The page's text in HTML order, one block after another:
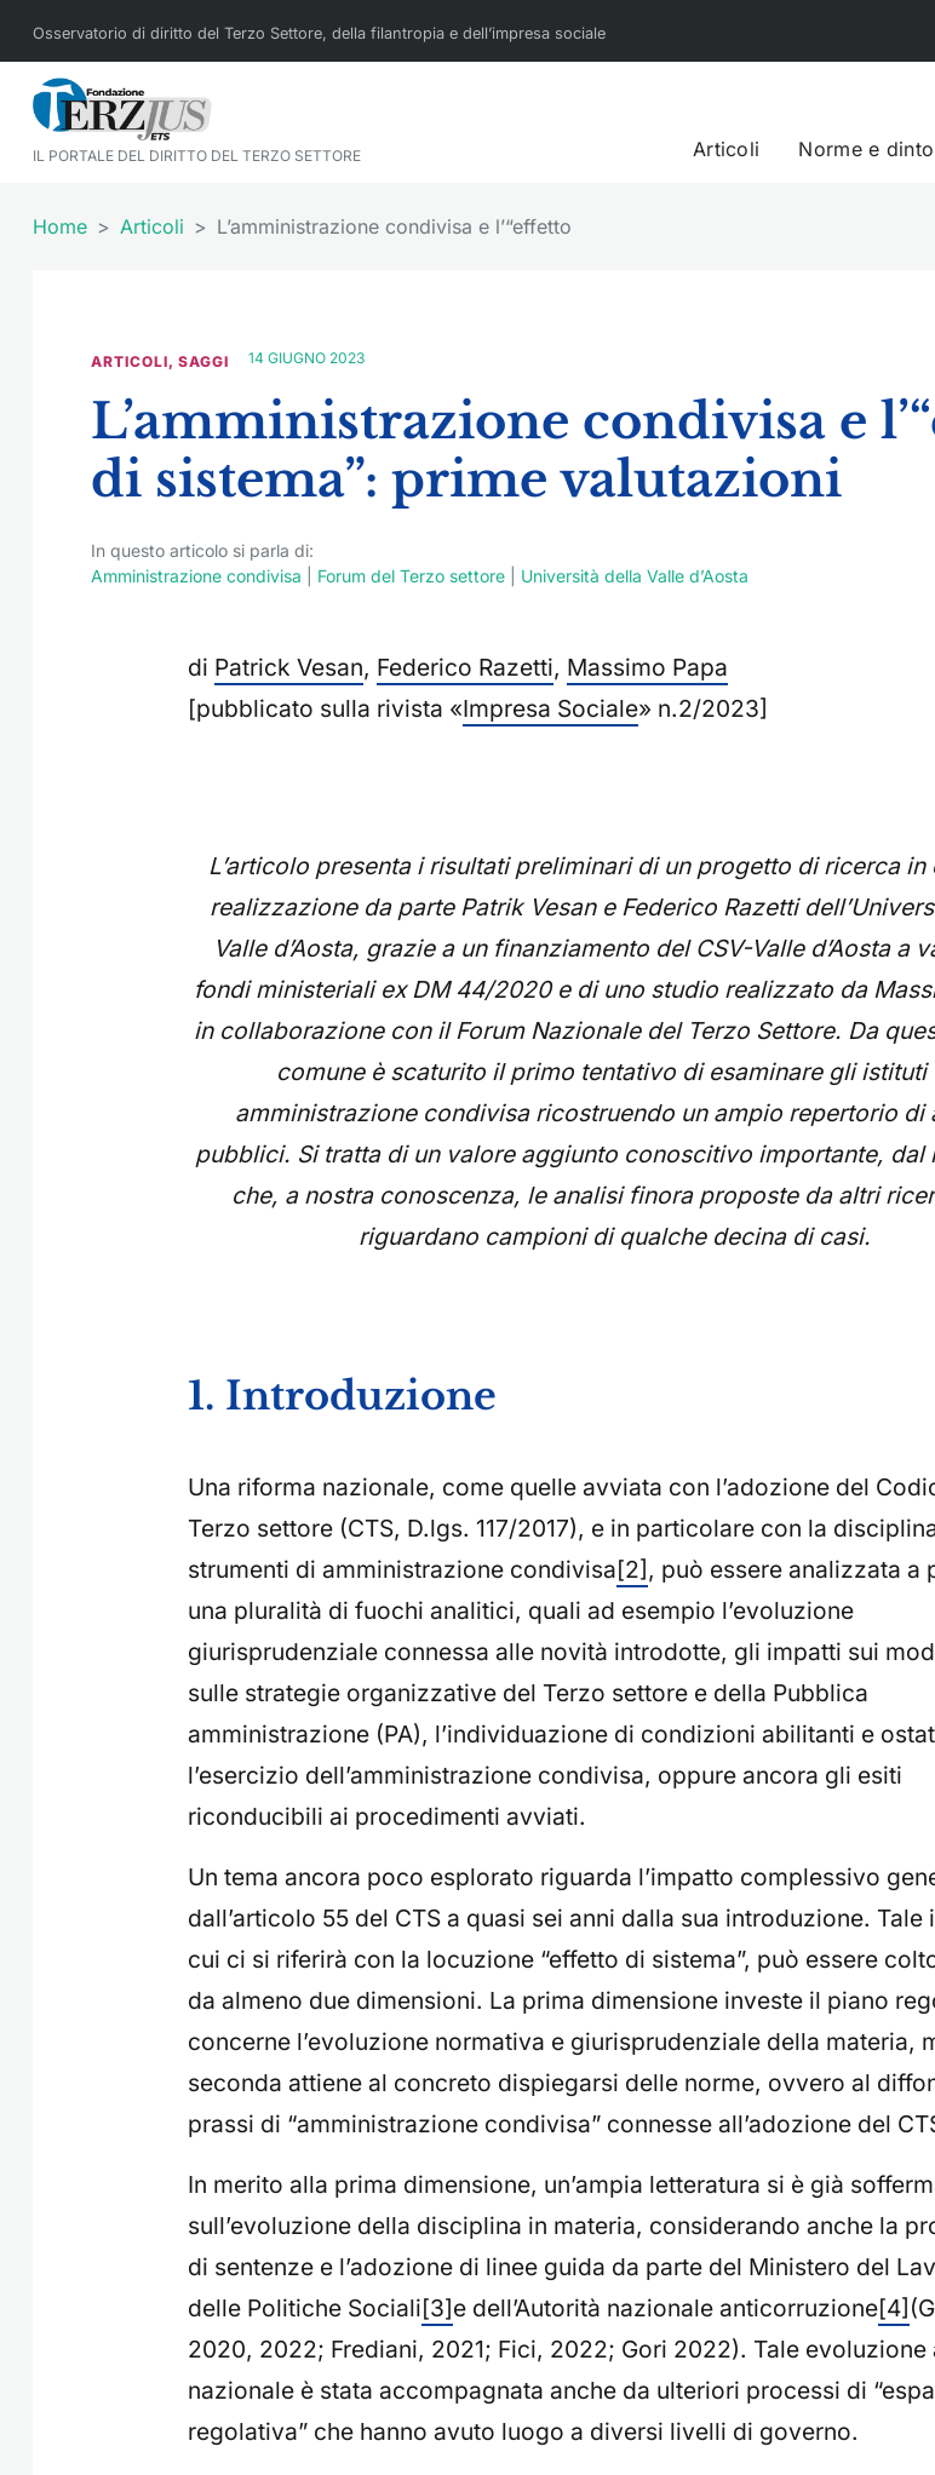
Osservatorio di diritto del Terzo Settore, della filantropia e dell’impresa sociale
IL PORTALE DEL DIRITTO DEL TERZO SETTORE Articoli Norme e
Home Articoli L’amministrazione condivisa e l’“effetto di sistema”: prime valutazioni
ARTICOLI, SAGGI 14 GIUGNO 2023
L’amministrazione condivisa e
di sistema”: prime valutazioni
In questo articolo si parla di:
Amministrazione condivisa
Forum del Terzo settore Università della Valle d’Aosta
di Patrick Vesan, Federico Razetti, Massimo Papa
[pubblicato sulla rivista «Impresa Sociale» n.2/2023]
L’articolo presenta i risultati preliminari di un progetto di ricerca in
realizzazione da parte Patrik Vesan e Federico Razetti
Valle d’Aosta, grazie a un finanziamento del CSV-Valle d’Aosta a
fondi ministeriali ex DM 44/2020 e di uno studio realizzato da
in collaborazione con il Forum Nazionale del Terzo Settore. Da
comune è scaturito il primo tentativo di esaminare gli istituti
amministrazione condivisa ricostruendo un ampio repertorio di
pubblici. Si tratta di un valore aggiunto conoscitivo importante, dal
che, a nostra conoscenza, le analisi finora proposte da altri
riguardano campioni di qualche decina di casi.
1. Introduzione
Una riforma nazionale, come quelle avviata con l’adozione del
Terzo settore (CTS, D.lgs. 117/2017), e in particolare con la
strumenti di amministrazione condivisa[2], può essere analizzata a
una pluralità di fuochi analitici, quali ad esempio l’evoluzione
giurisprudenziale connessa alle novità introdotte, gli impatti sui
sulle strategie organizzative del Terzo settore e della Pubblica
amministrazione (PA), l’individuazione di condizioni abilitanti e
l’esercizio dell’amministrazione condivisa, oppure ancora gli esiti
riconducibili ai procedimenti avviati.
Un tema ancora poco esplorato riguarda l’impatto complessivo
dall’articolo 55 del CTS a quasi sei anni dalla sua introduzione. Tale
cui ci si riferirà con la locuzione “effetto di sistema”, può essere
da almeno due dimensioni. La prima dimensione investe il piano
concerne l’evoluzione normativa e giurisprudenziale della materia,
seconda attiene al concreto dispiegarsi delle norme, ovvero al
prassi di “amministrazione condivisa” connesse all’adozione del
In merito alla prima dimensione, un’ampia letteratura si è già
sull’evoluzione della disciplina in materia, considerando anche la
di sentenze e l’adozione di linee guida da parte del Ministero del
delle Politiche Sociali[3]e dell’Autorità nazionale anticorruzione[4]
2020, 2022; Frediani, 2021; Fici, 2022; Gori 2022). Tale evoluzione
nazionale è stata accompagnata anche da ulteriori processi di
regolativa” che hanno avuto luogo a diversi livelli di governo.